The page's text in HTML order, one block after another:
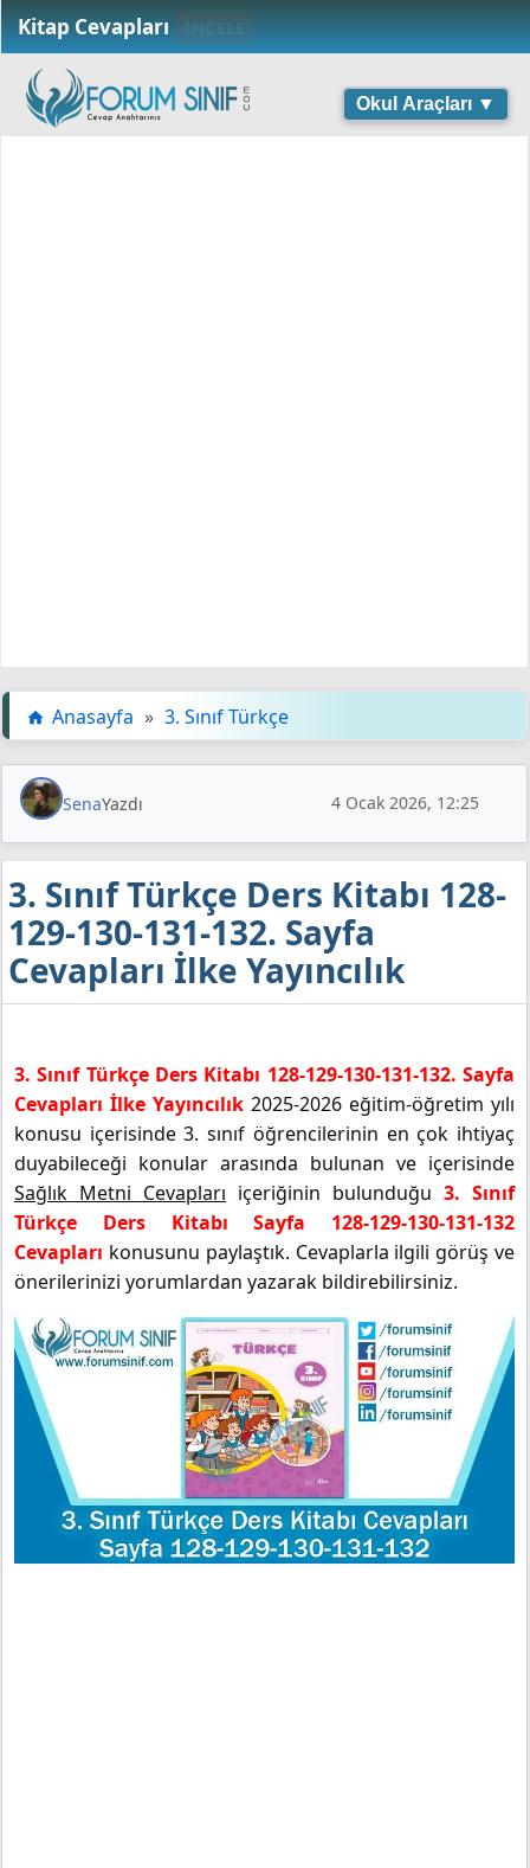
Kitap Cevapları İNCELE
Okul Araçları ▼
Anasayfa » 3. Sınıf Türkçe
SenaYazdı 4 Ocak 2026, 12:25
3. Sınıf Türkçe Ders Kitabı 128-
129-130-131-132. Sayfa
Cevapları İlke Yayıncılık
3. Sınıf Türkçe Ders Kitabı 128-129-130-131-132. Sayfa
Cevapları İlke Yayıncılık 2025-2026 eğitim-öğretim yılı
konusu içerisinde 3. sınıf öğrencilerinin en çok ihtiyaç
duyabileceği konular arasında bulunan ve içerisinde
Sağlık Metni Cevapları içeriğinin bulunduğu 3. Sınıf
Türkçe Ders Kitabı Sayfa 128-129-130-131-132
Cevapları konusunu paylaştık. Cevaplarla ilgili görüş ve
önerilerinizi yorumlardan yazarak bildirebilirsiniz.